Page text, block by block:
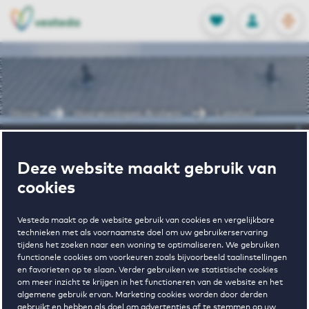
Deze website maakt gebruik van
cookies
Vesteda maakt op de website gebruik van cookies en vergelijkbare
technieken met als voornaamste doel om uw gebruikerservaring
tijdens het zoeken naar een woning te optimaliseren. We gebruiken
functionele cookies om voorkeuren zoals bijvoorbeeld taalinstellingen
en favorieten op te slaan. Verder gebruiken we statistische cookies
om meer inzicht te krijgen in het functioneren van de website en het
algemene gebruik ervan. Marketing cookies worden door derden
FAVORIETEN
Opgeslagen
INLOGGEN
NL
EN
Home Huurwoningen Arnhem
Wonen in
Lunahof